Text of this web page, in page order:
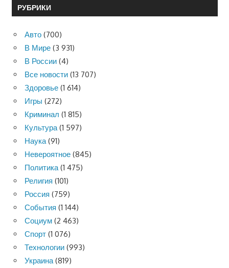
РУБРИКИ
Авто (700)
В Мире (3 931)
В России (4)
Все новости (13 707)
Здоровье (1 614)
Игры (272)
Криминал (1 815)
Культура(1 597)
Наука(91)
Невероятное (845)
Политика(1 475)
Религия (101)
Россия (759)
События (1 144)
Социум (2 463)
Спорт (1 076)
Технологии (993)
Украина(819)